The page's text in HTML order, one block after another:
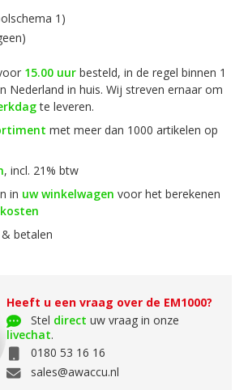
1)
15.00 uur besteld, in de regel binnen 1
Nederland in huis. Wij streven ernaar om
te leveren.
met meer dan 1000 artikelen op
, incl. 21% btw
in uw winkelwagen voor het berekenen
betalen
Heeft u een vraag over de EM1000?
Stel direct uw vraag in onze
livechat.
0180 53 16 16
sales@awaccu.nl